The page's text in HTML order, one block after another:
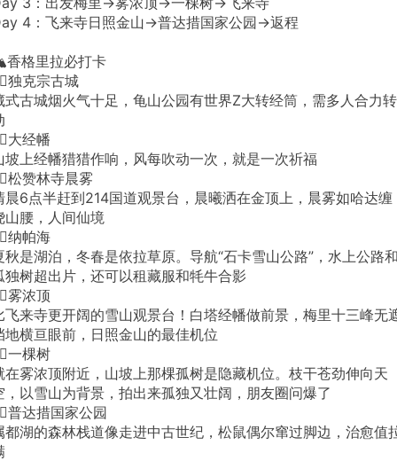
4：飞来寺日照金山→普达措国家公园→返程
格里拉必打卡
独克宗古城
式古城烟火气十足，龟山公园有世界Z大转经筒，需多人合力转
大经幡
坡上经幡猎猎作响，风每吹动一次，就是一次祈福
松赞林寺晨雾
晨6点半赶到214国道观景台，晨曦洒在金顶上，晨雾如哈达缠
山腰，人间仙境
纳帕海
秋是湖泊，冬春是依拉草原。导航“石卡雪山公路”，水上公路
独树超出片，还可以租藏服和牦牛合影
雾浓顶
飞来寺更开阔的雪山观景台！白塔经幡做前景，梅里十三峰无
地横亘眼前，日照金山的最佳机位
一棵树
在雾浓顶附近，山坡上那棵孤树是隐藏机位。枝干苍劲伸向天
，以雪山为背景，拍出来孤独又壮阔，朋友圈问爆了
普达措国家公园
都湖的森林栈道像走进中古世纪，松鼠偶尔窜过脚边，治愈值